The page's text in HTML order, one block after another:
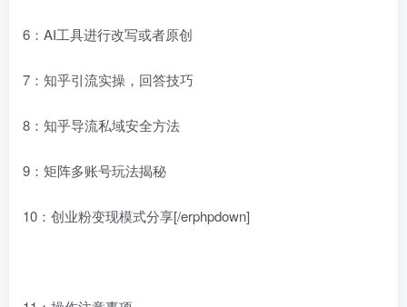
6：AI工具进行改写或者原创
7：知乎引流实操，回答技巧
8：知乎导流私域安全方法
9：矩阵多账号玩法揭秘
10：创业粉变现模式分享[/erphpdown]